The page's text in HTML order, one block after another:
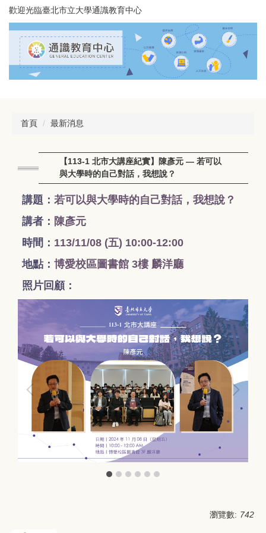
跳
到
主
歡迎光臨臺北市立大學通識教育中心
首頁 最新消息
【113-1 北市大講座紀實】陳彥元 — 若可以
與大學時的自己對話，我想說？
講題： 若可以與大學時的自己對話，我想說？
講者： 陳彥元
時間： 113/11/08 (五) 10:00-12:00
地點： 博愛校區圖書館 3樓 麟洋廳
照片回顧：
瀏覽數: 742